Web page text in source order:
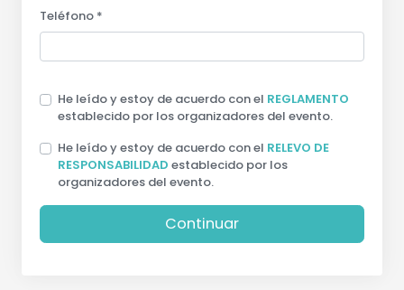
Teléfono *
He leído y estoy de acuerdo con el REGLAMENTO
establecido por los organizadores del evento.
He leído y estoy de acuerdo con el RELEVO DE
RESPONSABILIDAD establecido por los
organizadores del evento.
Continuar